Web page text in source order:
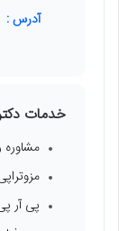
آدرس :
خدمات دکتر
پی آر